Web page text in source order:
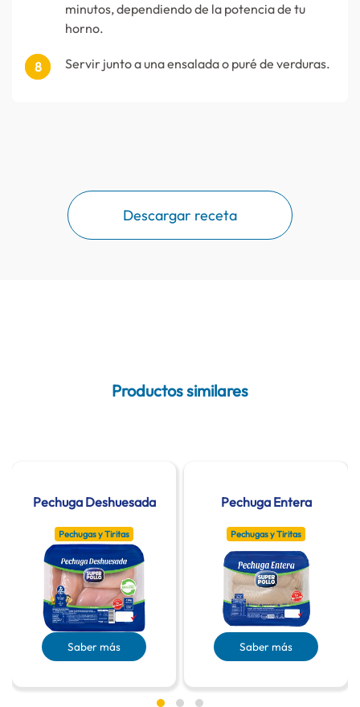
minutos, dependiendo de la potencia de tu
horno.
Servir junto a una ensalada o puré de verduras.
Descargar receta
Productos similares
Pechuga Deshuesada
Pechugas y Tiritas
Saber más
Pechuga Entera
Pechugas y Tiritas
Saber más